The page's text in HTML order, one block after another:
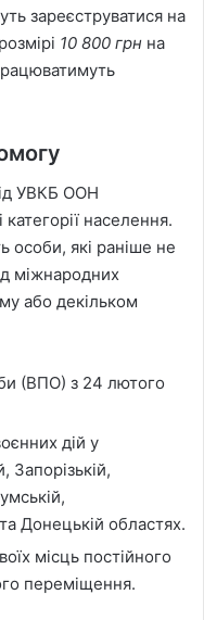
зареєструватися на
10 800 грн на
УВКБ ООН
населення.
особи, які раніше не
міжнародних
або декільком
(ВПО) з 24 лютого
дій у
Запорізькій,
Донецькій областях.
місць постійного
переміщення.